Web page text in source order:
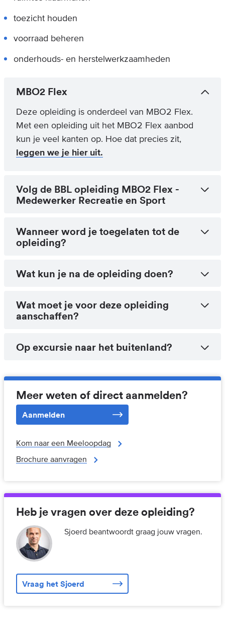
toezicht houden
voorraad beheren
onderhouds- en herstelwerkzaamheden
MBO2 Flex
Deze opleiding is onderdeel van MBO2 Flex.
Met een opleiding uit het MBO2 Flex aanbod
kun je veel kanten op. Hoe dat precies zit,
leggen we je hier uit.
Volg de BBL opleiding MBO2 Flex -
Medewerker Recreatie en Sport
Wanneer word je toegelaten tot de
opleiding?
Wat kun je na de opleiding doen?
Wat moet je voor deze opleiding
aanschaffen?
Op excursie naar het buitenland?
Meer weten of direct aanmelden?
Aanmelden
Kom naar een Meeloopdag
Brochure aanvragen
Heb je vragen over deze opleiding?
Sjoerd beantwoordt graag jouw vragen.
Vraag het Sjoerd